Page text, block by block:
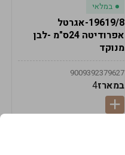
במלאי
19619/8-אגרטל
אפרודיטה 24ס"מ -לבן
מנוקד
9009392379627
במארז4